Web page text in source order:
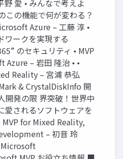
野 愛 • みんなで考えよ
この機能で何が変わる？
Azure – 工藤 淳 •
ワークを実現する
のセキュリティ • MVP
– 岩田 隆治 • •
Reality – 宮浦 恭弘
& CrystalDiskInfo 開
開発の限 界突破！世界中
愛されるソフトウェアを
MVP for Mixed Reality,
– 初音 玲